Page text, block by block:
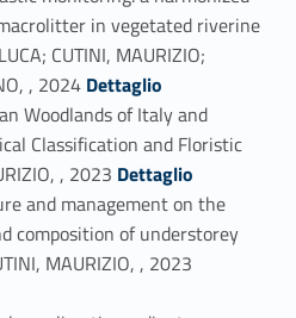
in vegetated riverine
CUTINI, MAURIZIO;
, 2024 Link identifier #identifier_person_65167-9Dettaglio
Woodlands of Italy and
Classification and Floristic
, 2023 Link identifier #identifier_person_96771-10
Dettaglio
and management on the
composition of understorey
MAURIZIO, , 2023